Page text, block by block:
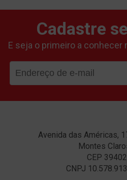
Cadastre
E seja o primeiro a
Avenida das Américas,
Montes
CEP
CNPJ